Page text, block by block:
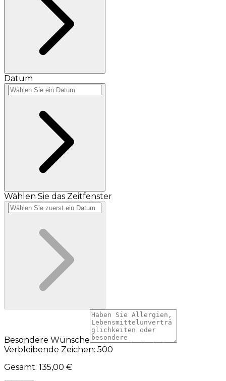
Datum
Wählen Sie das Zeitfenster
Besondere Wünsche
Verbleibende Zeichen: 500
Gesamt: 135,00 €